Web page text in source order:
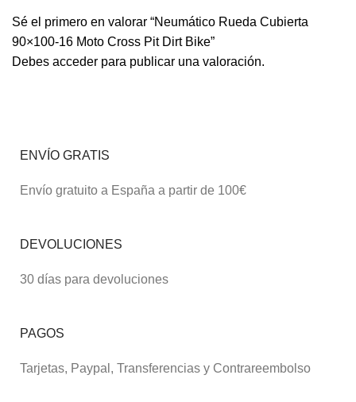
Sé el primero en valorar “Neumático Rueda Cubierta
90×100-16 Moto Cross Pit Dirt Bike”
Debes acceder para publicar una valoración.
ENVÍO GRATIS
Envío gratuito a España a partir de 100€
DEVOLUCIONES
30 días para devoluciones
PAGOS
Tarjetas, Paypal, Transferencias y Contrareembolso